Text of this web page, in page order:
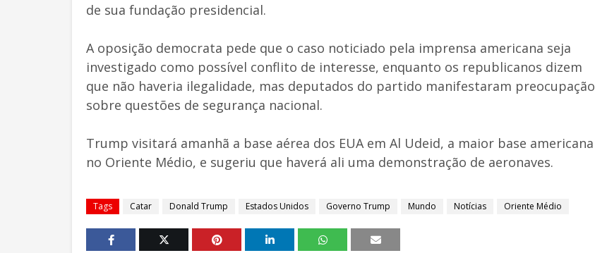
de sua fundação presidencial.
A oposição democrata pede que o caso noticiado pela imprensa americana seja
investigado como possível conflito de interesse, enquanto os republicanos dizem
que não haveria ilegalidade, mas deputados do partido manifestaram preocupação
sobre questões de segurança nacional.
Trump visitará amanhã a base aérea dos EUA em Al Udeid, a maior base americana
no Oriente Médio, e sugeriu que haverá ali uma demonstração de aeronaves.
Tags Catar Donald Trump Estados Unidos Governo Trump Mundo Notícias Oriente Médio